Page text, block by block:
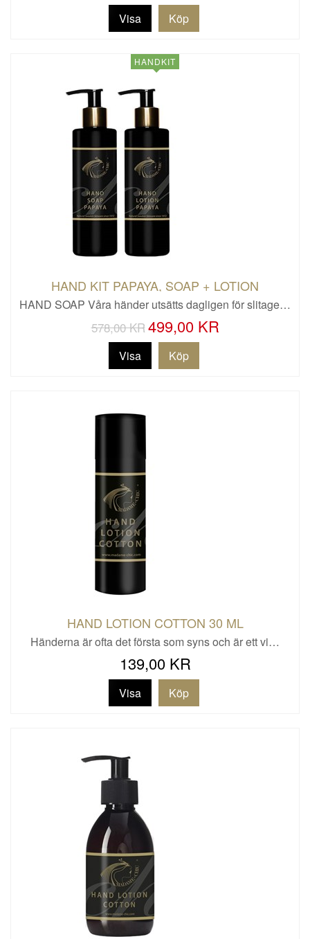
Visa
HANDKIT
HAND KIT PAPAYA, SOAP + LOTION
HAND SOAP Våra händer utsätts dagligen för slitage…
578,00 KR499,00 KR
Visa
HAND LOTION COTTON 30 ML
Händerna är ofta det första som syns och är ett vi…
139,00 KR
Visa